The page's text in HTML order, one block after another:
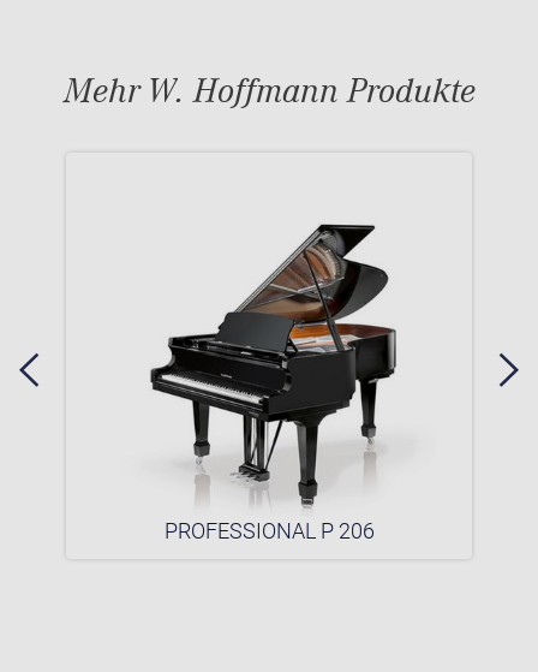
Mehr W. Hoffmann Produkte
PROFESSIONAL P 206